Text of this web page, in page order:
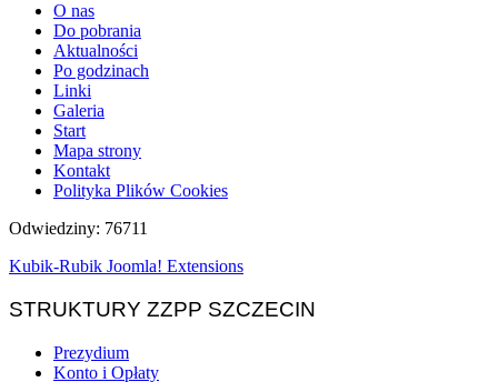
O nas
Do pobrania
Aktualności
Po godzinach
Linki
Galeria
Start
Mapa strony
Kontakt
Polityka Plików Cookies
Odwiedziny: 76711
Kubik-Rubik Joomla! Extensions
STRUKTURY ZZPP SZCZECIN
Prezydium
Konto i Opłaty